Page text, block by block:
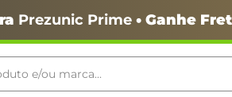
Prezunic Prime• Ganhe
e/ou marca...